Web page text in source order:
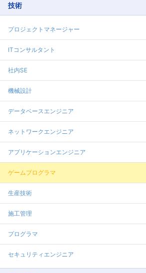
技術
プロジェクトマネージャー
ITコンサルタント
社内SE
機械設計
データベースエンジニア
ネットワークエンジニア
アプリケーションエンジニア
ゲームプログラマ
生産技術
施工管理
プログラマ
セキュリティエンジニア